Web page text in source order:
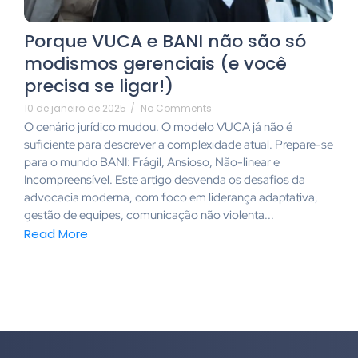
Porque VUCA e BANI não são só
modismos gerenciais (e você
precisa se ligar!)
10 de janeiro de 2025 / No Comments
O cenário jurídico mudou. O modelo VUCA já não é
suficiente para descrever a complexidade atual. Prepare-se
para o mundo BANI: Frágil, Ansioso, Não-linear e
Incompreensível. Este artigo desvenda os desafios da
advocacia moderna, com foco em liderança adaptativa,
gestão de equipes, comunicação não violenta...
Read More